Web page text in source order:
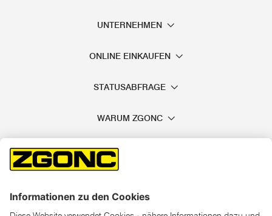
UNTERNEHMEN
ONLINE EINKAUFEN
STATUSABFRAGE
WARUM ZGONC